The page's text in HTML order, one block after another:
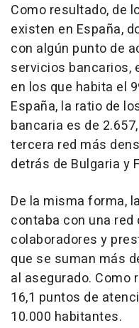
Como resultado, de
existen en España,
con algún punto de
servicios bancarios,
en los que habita el
España, la ratio de
bancaria es de
tercera red más
detrás de Bulgaria y
De la misma forma,
contaba con una red
colaboradores y
que se suman más
al asegurado. Como
16,1 puntos de
10.000 habitantes.